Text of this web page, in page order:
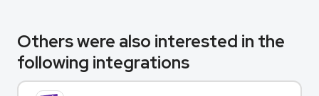
Others were also interested in the
following integrations